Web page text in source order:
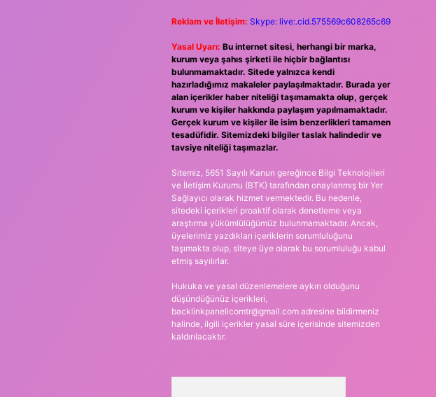
Reklam ve İletişim: Skype: live:.cid.575569c608265c69
Yasal Uyarı: Bu internet sitesi, herhangi bir marka,
kurum veya şahıs şirketi ile hiçbir bağlantısı
bulunmamaktadır. Sitede yalnızca kendi
hazırladığımız makaleler paylaşılmaktadır. Burada yer
alan içerikler haber niteliği taşımamakta olup, gerçek
kurum ve kişiler hakkında paylaşım yapılmamaktadır.
Gerçek kurum ve kişiler ile isim benzerlikleri tamamen
tesadüfidir. Sitemizdeki bilgiler taslak halindedir ve
tavsiye niteliği taşımazlar.
Sitemiz, 5651 Sayılı Kanun gereğince Bilgi Teknolojileri
ve İletişim Kurumu (BTK) tarafından onaylanmış bir Yer
Sağlayıcı olarak hizmet vermektedir. Bu nedenle,
sitedeki içerikleri proaktif olarak denetleme veya
araştırma yükümlülüğümüz bulunmamaktadır. Ancak,
üyelerimiz yazdıkları içeriklerin sorumluluğunu
taşımakta olup, siteye üye olarak bu sorumluluğu kabul
etmiş sayılırlar.
Hukuka ve yasal düzenlemelere aykırı olduğunu
düşündüğünüz içerikleri,
backlinkpanelicomtr@gmail.comadresine bildirmeniz
halinde, ilgili içerikler yasal süre içerisinde sitemizden
kaldırılacaktır.